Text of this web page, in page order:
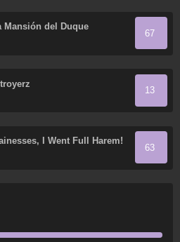
Mansión del Duque
67
13
I Went Full Harem!
63